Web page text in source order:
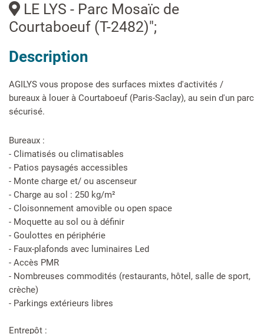
LE LYS - Parc Mosaïc de
Courtaboeuf (T-2482)";
Description
AGILYS vous propose des surfaces mixtes d'activités /
bureaux à louer à Courtaboeuf (Paris-Saclay), au sein d'un parc
sécurisé.
Bureaux :
- Climatisés ou climatisables
- Patios paysagés accessibles
- Monte charge et/ ou ascenseur
- Charge au sol : 250 kg/m²
- Cloisonnement amovible ou open space
- Moquette au sol ou à définir
- Goulottes en périphérie
- Faux-plafonds avec luminaires Led
- Accès PMR
- Nombreuses commodités (restaurants, hôtel, salle de sport,
crèche)
- Parkings extérieurs libres
Entrepôt :